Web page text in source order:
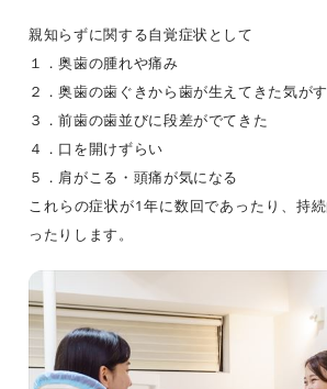
親知らずに関する自覚症状として
１．奥歯の腫れや痛み
２．奥歯の歯ぐきから歯が生えてきた気が
３．前歯の歯並びに段差がでてきた
４．口を開けずらい
５．肩がこる・頭痛が気になる
これらの症状が1年に数回であったり、持
ったりします。